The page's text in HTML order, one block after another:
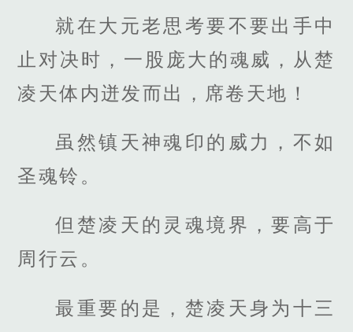
就在大元老思考要不要出手中
止对决时，一股庞大的魂威，从楚
凌天体内迸发而出，席卷天地！
虽然镇天神魂印的威力，不如
圣魂铃。
但楚凌天的灵魂境界，要高于
周行云。
最重要的是，楚凌天身为十三